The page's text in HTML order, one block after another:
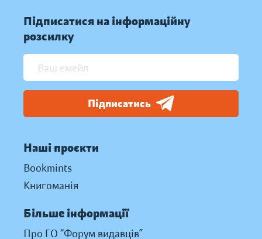
Підписатися на інформаційну
розсилку
Підписатись
Наші проєкти
Bookmints
Книгоманія
Більше інформації
Про ГО “Форум видавців”